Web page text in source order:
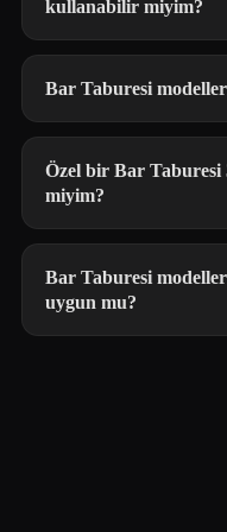
kullanabilir miyim?
Bar Taburesi
Özel bir Bar
miyim?
Bar Taburesi
uygun mu?